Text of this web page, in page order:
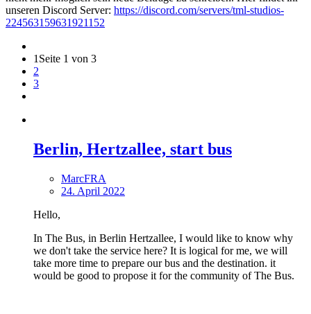
unseren Discord Server: https://discord.com/servers/tml-studios-
224563159631921152
1 Seite 1 von 3
2
3
Berlin, Hertzallee, start bus
MarcFRA
24. April 2022
Hello,
In The Bus, in Berlin Hertzallee, I would like to know why
we don't take the service here? It is logical for me, we will
take more time to prepare our bus and the destination. it
would be good to propose it for the community of The Bus.